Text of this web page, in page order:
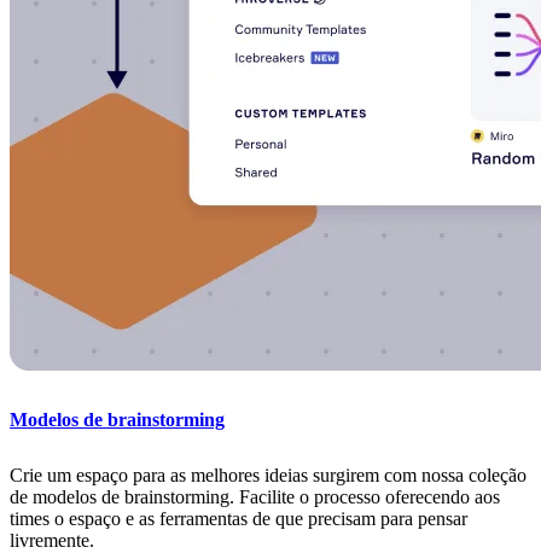
Modelos de brainstorming
Crie um espaço para as melhores ideias surgirem com nossa coleção
de modelos de brainstorming. Facilite o processo oferecendo aos
times o espaço e as ferramentas de que precisam para pensar
livremente.